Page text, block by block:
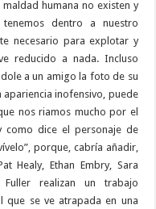
humana no existen y
dentro a nuestro
necesario para explotar y
reducido a nada. Incluso
a un amigo la foto de su
apariencia inofensivo, puede
nos riamos mucho por el
como dice el personaje de
porque, cabría añadir,
Healy, Ethan Embry, Sara
realizan un trabajo
que se ve atrapada en una